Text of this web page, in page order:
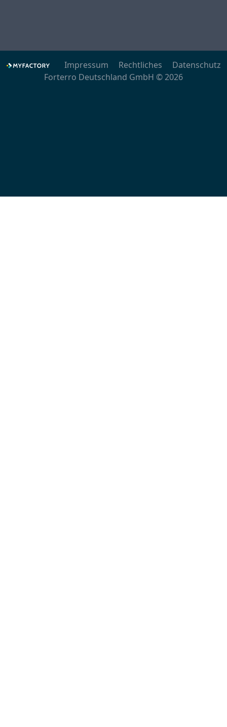
Impressum Rechtliches
Datenschutz
Forterro Deutschland GmbH © 2026